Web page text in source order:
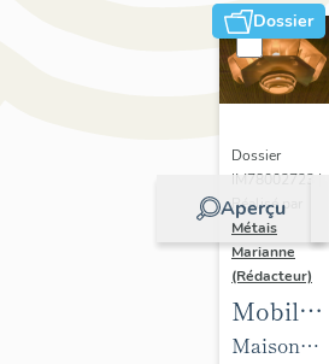
Dossier
Aperçu
Dossier
IM78002723 |
Réalisé par
Métais
Marianne
(Rédacteur)
Mobilier
de la
Maison